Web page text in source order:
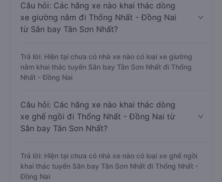
Câu hỏi: Các hãng xe nào khai thác dòng
xe giường nằm đi Thống Nhất - Đồng Nai
từ Sân bay Tân Sơn Nhất?
Trả lời: Hiện tại chưa có nhà xe nào có loại xe giường
nằm khai thác tuyến Sân bay Tân Sơn Nhất đi Thống
Nhất - Đồng Nai
Câu hỏi: Các hãng xe nào khai thác dòng
xe ghế ngồi đi Thống Nhất - Đồng Nai từ
Sân bay Tân Sơn Nhất?
Trả lời: Hiện tại chưa có nhà xe nào có loại xe ghế ngồi
khai thác tuyến Sân bay Tân Sơn Nhất đi Thống Nhất -
Đồng Nai